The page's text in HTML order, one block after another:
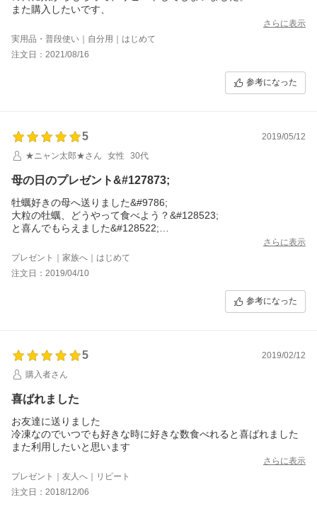
また購入したいです、
さらに表示
実用品・普段使い｜自分用｜はじめて
注文日：2021/08/16
参考になった
5
2019/05/12
★ニャン太郎★さん
女性 30代
母の日のプレゼント&#127873;
牡蠣好きの母へ送りました&#9786;
大粒の牡蠣、どうやって食べよう？&#128523;
と喜んでもらえました&#128522;
牡蠣好きな人に何かプレゼントする時は、また頼みたいと思いま
す&#128522;
さらに表示
プレゼント｜家族へ｜はじめて
注文日：2019/04/10
参考になった
5
2019/02/12
購入者さん
喜ばれました
お友達に送りました
冷凍なのでいつでも好きな時に好きな数食べれると喜ばれました
また利用したいと思います
さらに表示
プレゼント｜友人へ｜リピート
注文日：2018/12/06